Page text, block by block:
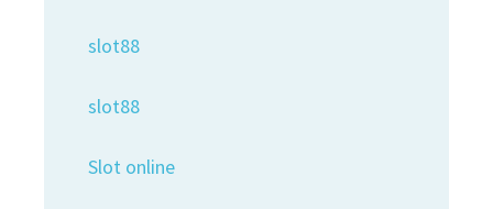
slot88
slot88
Slot online